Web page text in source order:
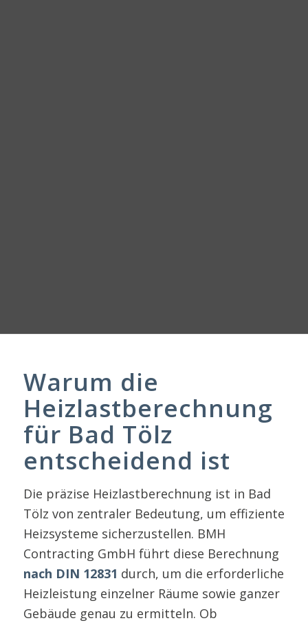
Warum die
Heizlastberechnung
für Bad Tölz
entscheidend ist
Die präzise Heizlastberechnung ist in Bad
Tölz von zentraler Bedeutung, um effiziente
Heizsysteme sicherzustellen. BMH
Contracting GmbH führt diese Berechnung
nach DIN 12831 durch, um die erforderliche
Heizleistung einzelner Räume sowie ganzer
Gebäude genau zu ermitteln. Ob